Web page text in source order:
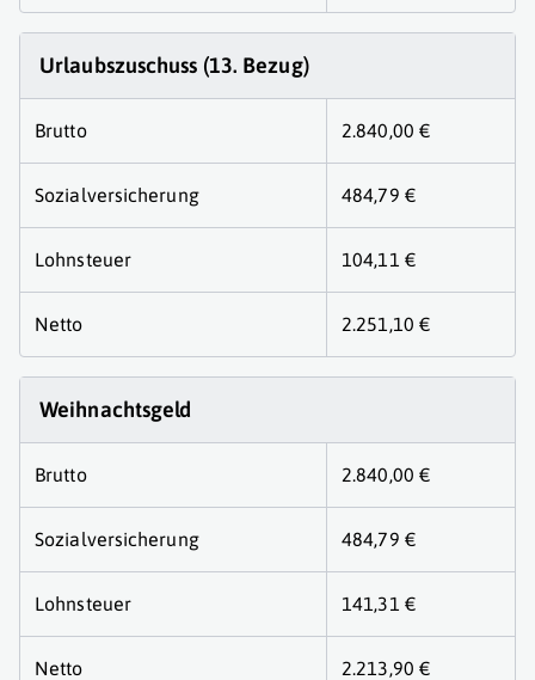
Urlaubszuschuss (13. Bezug)
Brutto 2.840,00 €
Sozialversicherung 484,79 €
Lohnsteuer 104,11 €
Netto 2.251,10 €
Weihnachtsgeld
Brutto 2.840,00 €
Sozialversicherung 484,79 €
Lohnsteuer 141,31 €
Netto 2.213,90 €